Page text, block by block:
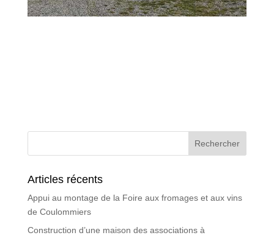
Articles récents
Appui au montage de la Foire aux fromages et aux vins
de Coulommiers
Construction d’une maison des associations à